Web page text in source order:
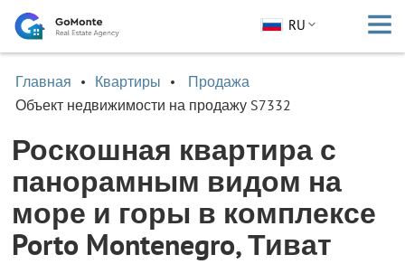
RU
Главная Квартиры
Продажа
Объект недвижимости на продажу S7332
Роскошная квартира с
панорамным видом на
море и горы в комплексе
Porto Montenegro, Тиват